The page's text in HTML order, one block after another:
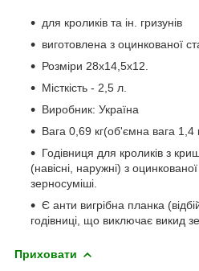
для кроликів та ін. гризунів
виготовлена з оцинкованої
Розміри 28х14,5х12.
Місткість - 2,5 л.
Виробник: Україна
Вага 0,69 кг(об'ємна вага 1,4
Годівниця для кроликів з
(навісні, наружні) з
зерносуміші.
Є анти вигрібна планка
годівниці, що виключає викид
Приховати